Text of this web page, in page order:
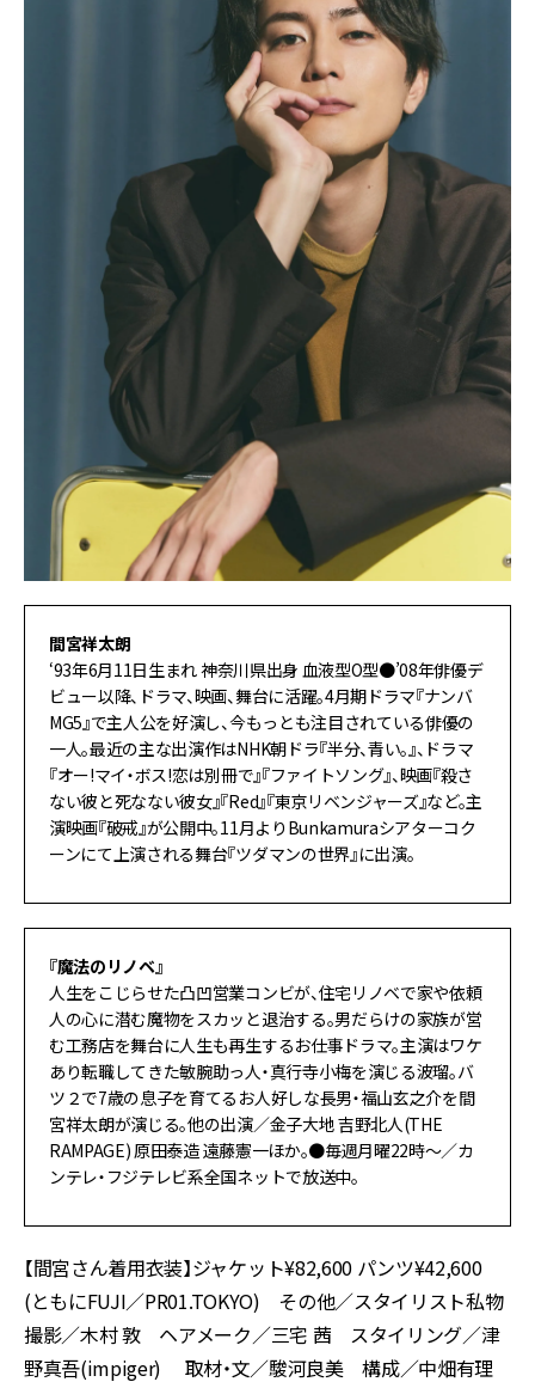
間宮祥太朗
‘93年6月11日生まれ 神奈川県出身 血液型O型●’08年俳優デ
ビュー以降、ドラマ、映画、舞台に活躍。4月期ドラマ『ナンバ
MG5』で主人公を好演し、今もっとも注目されている俳優の
一人。最近の主な出演作はNHK朝ドラ『半分、青い。』、ドラマ
『オー!マイ・ボス!恋は別冊で』『ファイトソング』、映画『殺さ
ない彼と死なない彼女』『Red』『東京リベンジャーズ』など。主
演映画『破戒』が公開中。11月よりBunkamuraシアターコク
ーンにて上演される舞台『ツダマンの世界』に出演。
『魔法のリノベ』
人生をこじらせた凸凹営業コンビが、住宅リノベで家や依頼
人の心に潜む魔物をスカッと退治する。男だらけの家族が営
む工務店を舞台に人生も再生するお仕事ドラマ。主演はワケ
あり転職してきた敏腕助っ人・真行寺小梅を演じる波瑠。バ
ツ２で7歳の息子を育てるお人好しな長男・福山玄之介を間
宮祥太朗が演じる。他の出演／金子大地 吉野北人(THE
RAMPAGE) 原田泰造 遠藤憲一ほか。●毎週月曜22時～／カ
ンテレ・フジテレビ系全国ネットで放送中。
【間宮さん着用衣装】ジャケット¥82,600 パンツ¥42,600
(ともにFUJI／PR01.TOKYO) その他／スタイリスト私物
撮影／木村 敦 ヘアメーク／三宅 茜 スタイリング／津
野真吾(impiger) 取材・文／駿河良美 構成／中畑有理